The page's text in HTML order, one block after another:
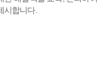
시합니다.